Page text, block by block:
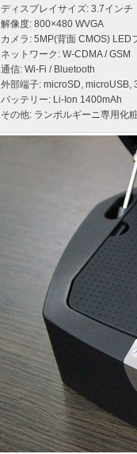
ディスプレイサイズ: 3.7インチ
解像度: 800×480 WVGA
カメラ: 5MP(背面 CMOS) LED
ネットワーク: W-CDMA / GSM
通信: Wi-Fi / Bluetooth
外部端子: microSD, microUSB,
バッテリー: Li-Ion 1400mAh
その他: ランボルギーニ専用化